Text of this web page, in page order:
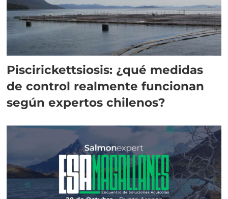
Piscirickettsiosis: ¿qué medidas
de control realmente funcionan
según expertos chilenos?